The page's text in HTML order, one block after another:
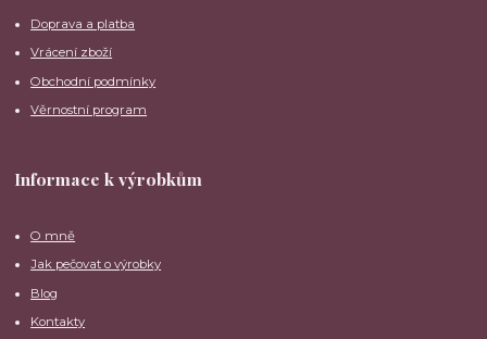
Doprava a platba
Vrácení zboží
Obchodní podmínky
Věrnostní program
Informace k výrobkům
O mně
Jak pečovat o výrobky
Blog
Kontakty